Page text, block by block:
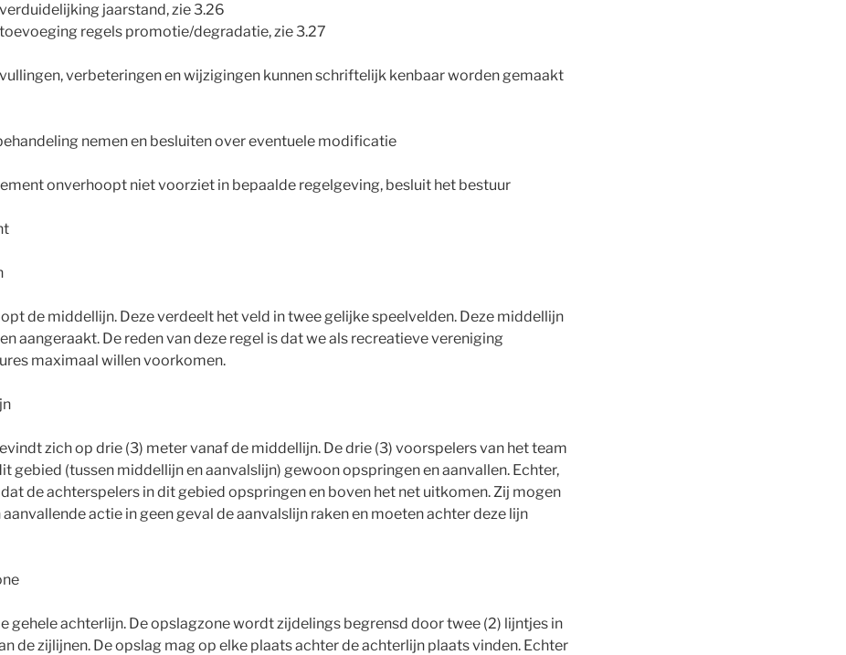
jaarstand, zie 3.26
regels promotie/degradatie, zie 3.27
verbeteringen en wijzigingen kunnen schriftelijk kenbaar worden gemaakt
nemen en besluiten over eventuele modificatie
onverhoopt niet voorziet in bepaalde regelgeving, besluit het bestuur
de middellijn. Deze verdeelt het veld in twee gelijke speelvelden. Deze middellijn
aangeraakt. De reden van deze regel is dat we als recreatieve vereniging
maximaal willen voorkomen.
zich op drie (3) meter vanaf de middellijn. De drie (3) voorspelers van het team
gebied (tussen middellijn en aanvalslijn) gewoon opspringen en aanvallen. Echter,
de achterspelers in dit gebied opspringen en boven het net uitkomen. Zij mogen
aanvallende actie in geen geval de aanvalslijn raken en moeten achter deze lijn
gehele achterlijn. De opslagzone wordt zijdelings begrensd door twee (2) lijntjes in
de zijlijnen. De opslag mag op elke plaats achter de achterlijn plaats vinden. Echter